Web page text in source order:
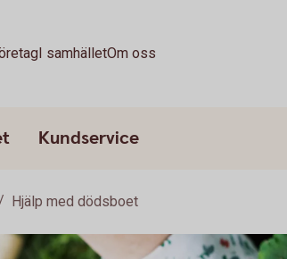
I samhälletOm oss
Kundservice
Hjälp med dödsboet